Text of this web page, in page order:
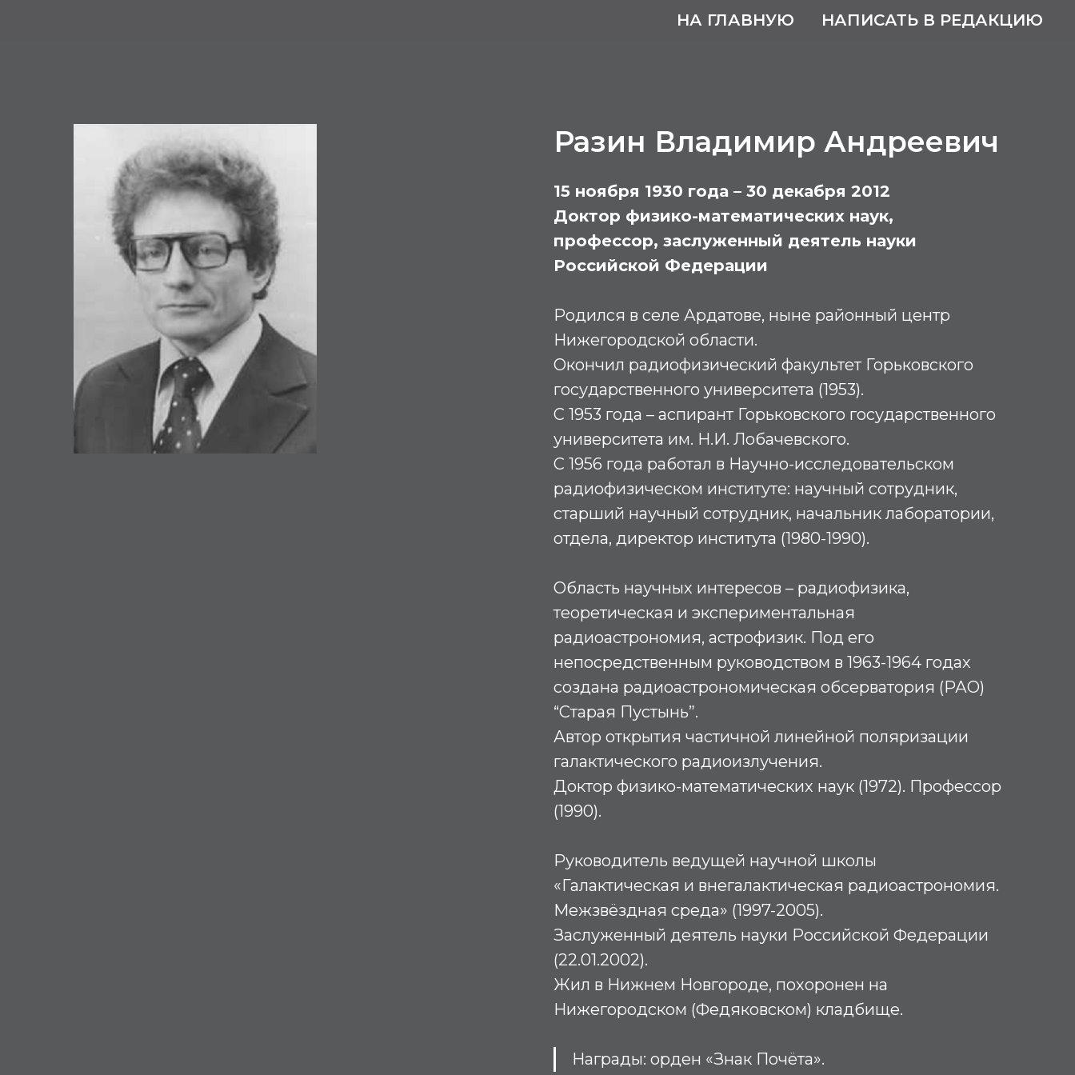
НА ГЛАВНУЮ НАПИСАТЬ В РЕДАКЦИЮ
Разин Владимир Андреевич
15 ноября 1930 года – 30 декабря 2012
Доктор физико-математических наук,
профессор, заслуженный деятель науки
Российской Федерации
Родился в селе Ардатове, ныне районный центр
Нижегородской области.
Окончил радиофизический факультет Горьковского
государственного университета (1953).
С 1953 года – аспирант Горьковского государственного
университета им. Н.И. Лобачевского.
С 1956 года работал в Научно-исследовательском
радиофизическом институте: научный сотрудник,
старший научный сотрудник, начальник лаборатории,
отдела, директор института (1980-1990).
Область научных интересов – радиофизика,
теоретическая и экспериментальная
радиоастрономия, астрофизик. Под его
непосредственным руководством в 1963-1964 годах
создана радиоастрономическая обсерватория (РАО)
“Старая Пустынь”.
Автор открытия частичной линейной поляризации
галактического радиоизлучения.
Доктор физико-математических наук (1972). Профессор
(1990).
Руководитель ведущей научной школы
«Галактическая и внегалактическая радиоастрономия.
Межзвёздная среда» (1997-2005).
Заслуженный деятель науки Российской Федерации
(22.01.2002).
Жил в Нижнем Новгороде, похоронен на
Нижегородском (Федяковском) кладбище.
Награды: орден «Знак Почёта».